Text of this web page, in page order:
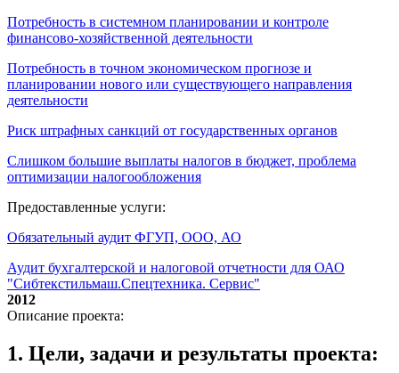
Потребность в системном планировании и контроле
финансово-хозяйственной деятельности
Потребность в точном экономическом прогнозе и
планировании нового или существующего направления
деятельности
Риск штрафных санкций от государственных органов
Слишком большие выплаты налогов в бюджет, проблема
оптимизации налогообложения
Предоставленные услуги:
Обязательный аудит ФГУП, ООО, АО
Аудит бухгалтерской и налоговой отчетности для ОАО
"Сибтекстильмаш.Спецтехника. Сервис"
2012
Описание проекта:
1. Цели, задачи и результаты проекта: